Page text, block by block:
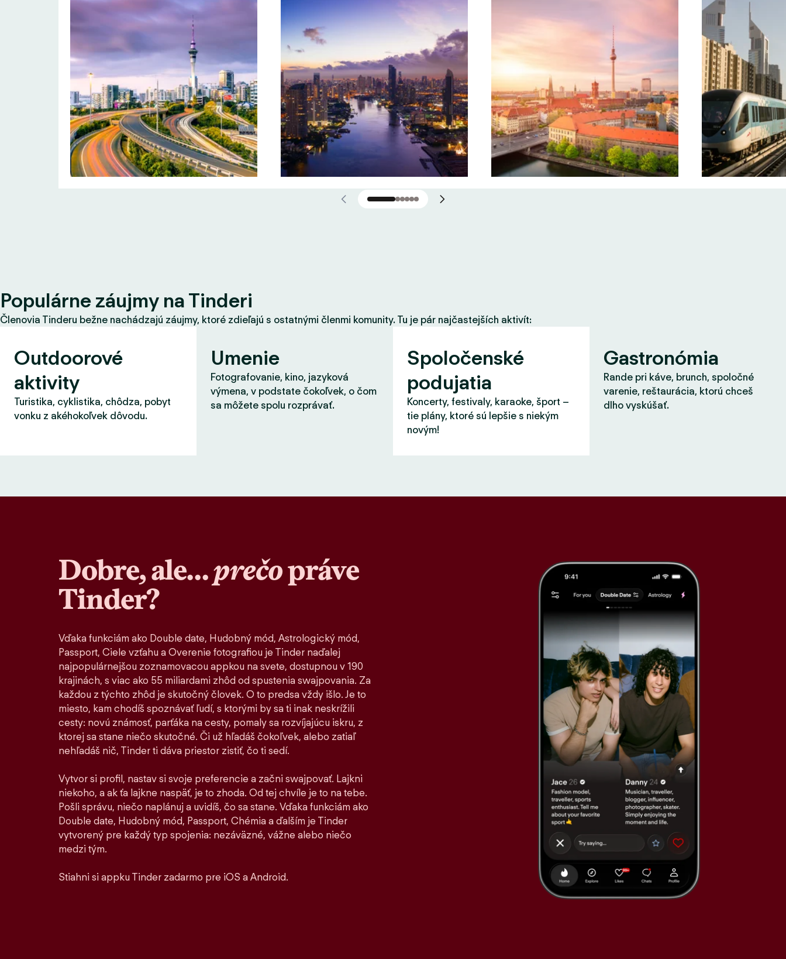
Populárne záujmy na Tinderi
Členovia Tinderu bežne nachádzajú záujmy, ktoré zdieľajú s ostatnými členmi komunity. Tu je pár najčastejších aktivít:
Outdoorové
aktivity
Turistika, cyklistika, chôdza, pobyt
vonku z akéhokoľvek dôvodu.
Umenie
Fotografovanie, kino, jazyková
výmena, v podstate čokoľvek, o čom
sa môžete spolu rozprávať.
Spoločenské
podujatia
Koncerty, festivaly, karaoke, šport –
tie plány, ktoré sú lepšie s niekým
novým!
Gastronómia
Rande pri káve, brunch, spoločné
varenie, reštaurácia, ktorú chceš
dlho vyskúšať.
Dobre, ale…prečopráve
Tinder?
Vďaka funkciám ako Double date, Hudobný mód, Astrologický mód,
Passport, Ciele vzťahu a Overenie fotografiou je Tinder naďalej
najpopulárnejšou zoznamovacou appkou na svete, dostupnou v 190
krajinách, s viac ako 55 miliardami zhôd od spustenia swajpovania. Za
každou z týchto zhôd je skutočný človek. O to predsa vždy išlo. Je to
miesto, kam chodíš spoznávať ľudí, s ktorými by sa ti inak neskrížili
cesty: novú známosť, parťáka na cesty, pomaly sa rozvíjajúcu iskru, z
ktorej sa stane niečo skutočné. Či už hľadáš čokoľvek, alebo zatiaľ
nehľadáš nič, Tinder ti dáva priestor zistiť, čo ti sedí.
Vytvor si profil, nastav si svoje preferencie a začni swajpovať. Lajkni
niekoho, a ak ťa lajkne naspäť, je to zhoda. Od tej chvíle je to na tebe.
Pošli správu, niečo naplánuj a uvidíš, čo sa stane. Vďaka funkciám ako
Double date, Hudobný mód, Passport, Chémia a ďalším je Tinder
vytvorený pre každý typ spojenia: nezáväzné, vážne alebo niečo
medzi tým.
Stiahni si appku Tinder zadarmo pre iOS a Android.